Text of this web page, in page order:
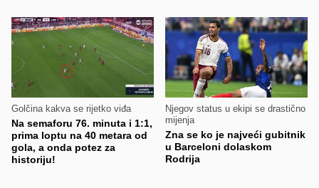
Golčina kakva se rijetko viđa
Na semaforu 76. minuta i 1:1,
prima loptu na 40 metara od
gola, a onda potez za
historiju!
Njegov status u ekipi se drastično
mijenja
Zna se ko je najveći gubitnik
u Barceloni dolaskom
Rodrija